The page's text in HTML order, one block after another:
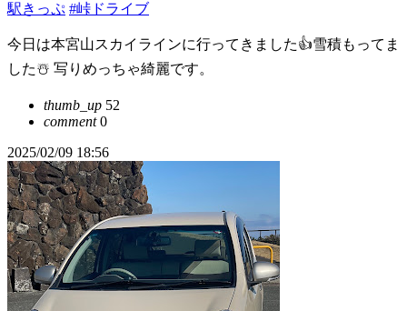
駅きっぷ #峠ドライブ
今日は本宮山スカイラインに行ってきました👍雪積もってま
した☃️ 写りめっちゃ綺麗です。
thumb_up 52
comment0
2025/02/09 18:56